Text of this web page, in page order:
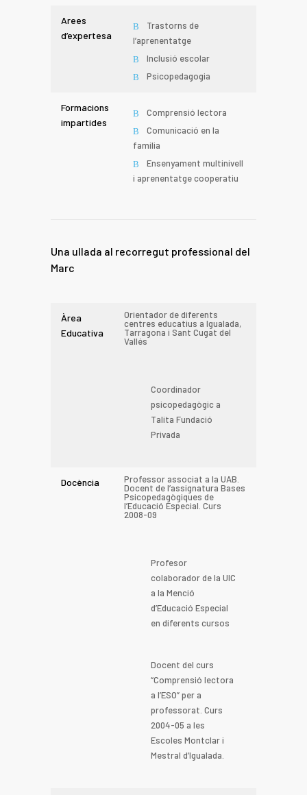
Arees
d’expertesa
Trastorns de
l’aprenentatge
Inclusió escolar
Psicopedagogia
Formacions
impartides
Comprensió lectora
Comunicació en la
familia
Ensenyament multinivell
i aprenentatge cooperatiu
Una ullada al recorregut professional del
Marc
Àrea
Educativa
Orientador de diferents
centres educatius a Igualada,
Tarragona i Sant Cugat del
Vallés
Coordinador
psicopedagògic a
Talita Fundació
Privada
Docència
Professor associat a la UAB.
Docent de l’assignatura Bases
Psicopedagògiques de
l’Educació Especial. Curs
2008-09
Profesor
colaborador de la UIC
a la Menció
d’Educació Especial
en diferents cursos
Docent del curs
“Comprensió lectora
a l’ESO” per a
professorat. Curs
2004-05 a les
Escoles Montclar i
Mestral d’Igualada.